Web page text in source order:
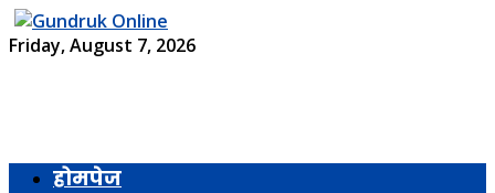
Friday, August 7, 2026
होमपेज